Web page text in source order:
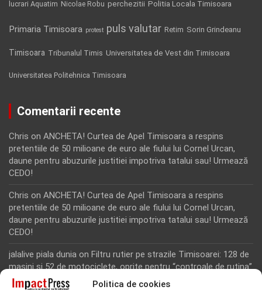
Politica de cookies
lucrari Aquatim Nicolae Robu perchezitii Politia Locala Timisoara
Primaria Timisoara protest puls valutar Retim Sorin Grindeanu
Timisoara Tribunalul Timis Universitatea de Vest din Timisoara
Universitatea Politehnica Timisoara
Comentarii recente
Chris on ANCHETA! Curtea de Apel Timisoara a respins
pretentiile de 50 milioane de euro ale fiului lui Cornel Urcan,
daune pentru abuzurile justitiei impotriva tatalui sau! Urmează
CEDO!
Chris on ANCHETA! Curtea de Apel Timisoara a respins
pretentiile de 50 milioane de euro ale fiului lui Cornel Urcan,
daune pentru abuzurile justitiei impotriva tatalui sau! Urmează
CEDO!
jalalive piala dunia on Filtru rutier pe strazile Timisoarei: 128 de
masini si 52 de motociclete, oprite pentru “controale de rutina”